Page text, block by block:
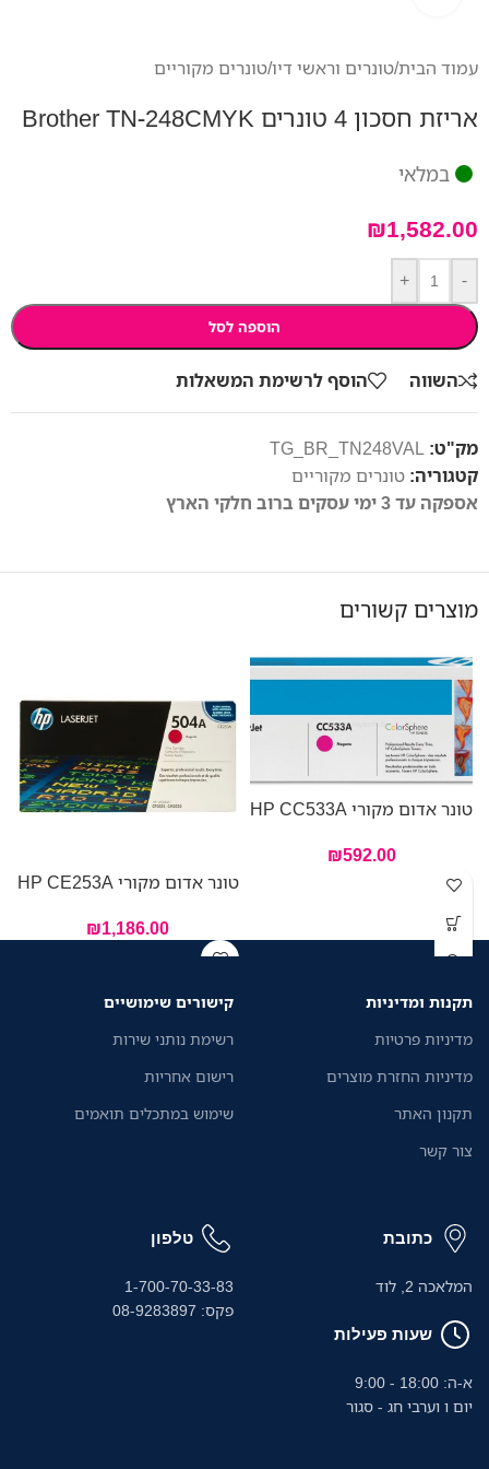
עמוד הבית/טונרים וראשי דיו/טונרים מקוריים
אריזת חסכון 4 טונרים Brother TN-248CMYK
במלאי
₪1,582.00
-
+
הוספה לסל
השווה הוסף לרשימת המשאלות
מק"ט: TG_BR_TN248VAL
קטגוריה: טונרים מקוריים
אספקה עד 3 ימי עסקים ברוב חלקי הארץ
מוצרים קשורים
טונר אדום מקורי HP CC533A
₪592.00
טונר אדום מקורי HP CE253A
₪1,186.00
תקנות ומדיניות
מדיניות פרטיות
מדיניות החזרת מוצרים
תקנון האתר
צור קשר
קישורים שימושיים
רשימת נותני שירות
רישום אחריות
שימוש במתכלים תואמים
כתובת
המלאכה 2, לוד
שעות פעילות
א-ה: 18:00 - 9:00
יום ו וערבי חג - סגור
טלפון
1-700-70-33-83
פקס: 08-9283897